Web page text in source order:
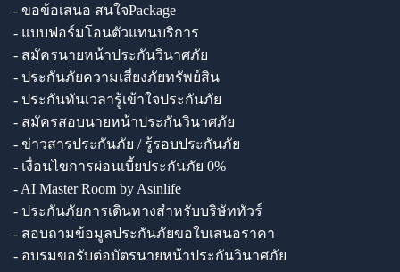
- ขอข้อเสนอ สนใจPackage
- แบบฟอร์มโอนตัวแทนบริการ
- สมัครนายหน้าประกันวินาศภัย
- ประกันภัยความเสี่ยงภัยทรัพย์สิน
- ประกันทันเวลารู้เข้าใจประกันภัย
- สมัครสอบนายหน้าประกันวินาศภัย
- ข่าวสารประกันภัย / รู้รอบประกันภัย
- เงื่อนไขการผ่อนเบี้ยประกันภัย 0%
- AI Master Room by Asinlife
- ประกันภัยการเดินทางสำหรับบริษัททัวร์
- สอบถามข้อมูลประกันภัยขอใบเสนอราคา
- อบรมขอรับต่อบัตรนายหน้าประกันวินาศภัย